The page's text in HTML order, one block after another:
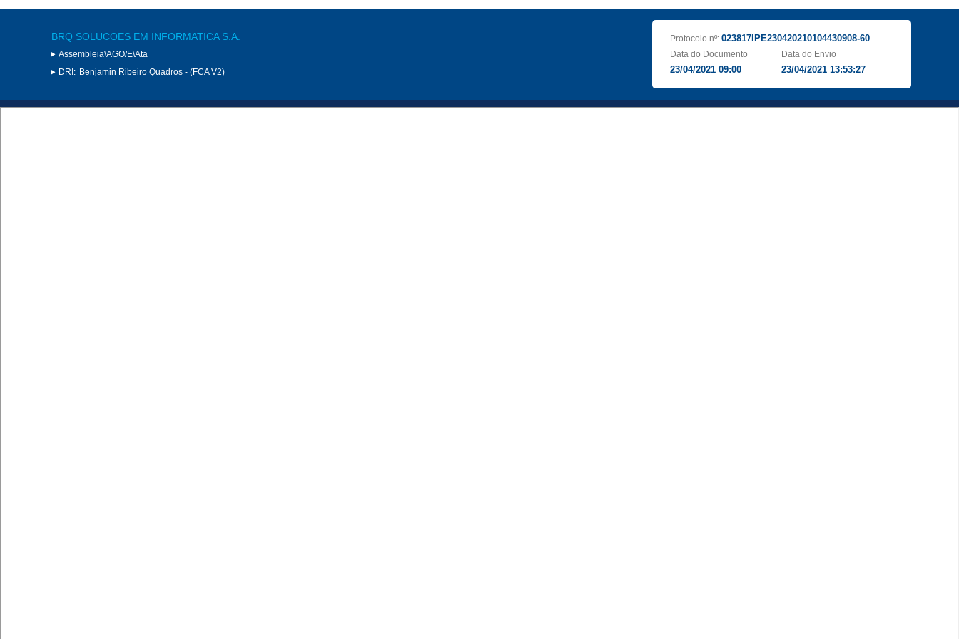
BRQ SOLUCOES EM INFORMATICA S.A.
Assembleia\AGO/E\Ata
DRI: Benjamin Ribeiro Quadros - (FCA V2)
Protocolo nº: 023817IPE230420210104430908-60
Data do Documento
23/04/2021 09:00
Data do Envio
23/04/2021 13:53:27